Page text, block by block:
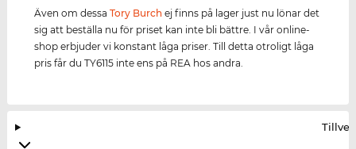
Även om dessaTory Burch ej finns på lager just nu lönar det
sig att beställa nu för priset kan inte bli bättre. I vår online-
shop erbjuder vi konstant låga priser. Till detta otroligt låga
pris får du TY6115 inte ens på REA hos andra.